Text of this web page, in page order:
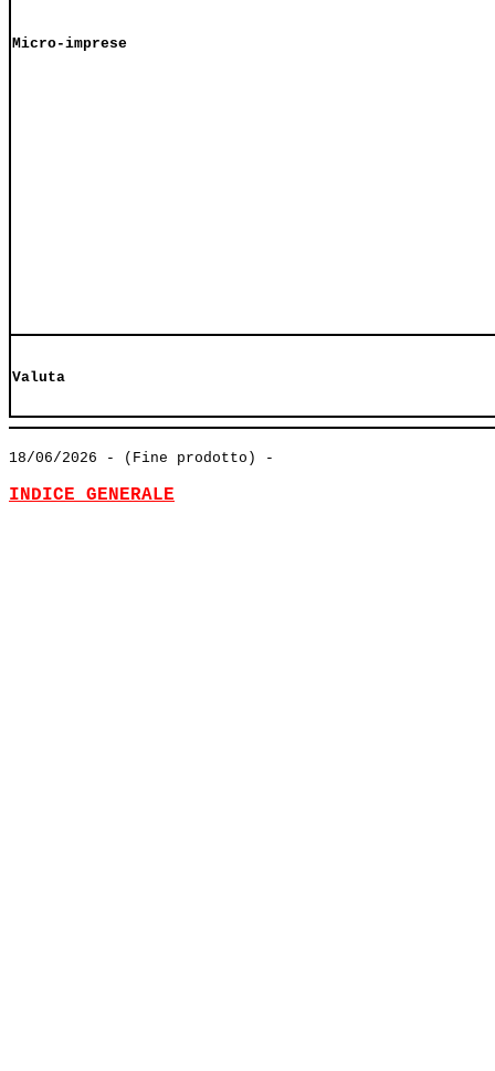
Micro-imprese
Valuta
18/06/2026 - (Fine prodotto) -
INDICE GENERALE